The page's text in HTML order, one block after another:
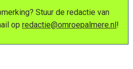
Stuur de redactie van
op redactie@omroepalmere.nl!